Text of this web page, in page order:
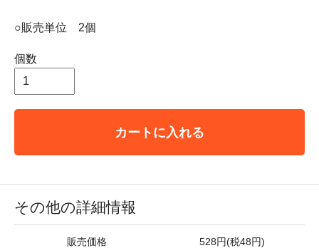
○販売単位 2個
個数
カートに入れる
その他の詳細情報
販売価格 528円(税48円)